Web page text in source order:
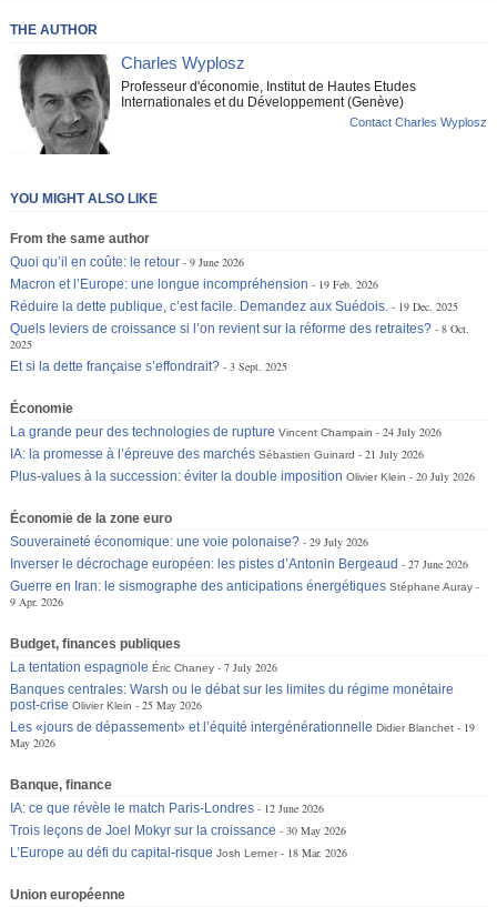
THE AUTHOR
Charles Wyplosz
Professeur d'économie, Institut de Hautes Etudes
Internationales et du Développement (Genève)
Contact Charles Wyplosz
YOU MIGHT ALSO LIKE
From the same author
Quoi qu’il en coûte: le retour
9 June 2026
Macron et l’Europe: une longue incompréhension
19 Feb. 2026
Réduire la dette publique, c’est facile. Demandez aux Suédois.
19 Dec. 2025
Quels leviers de croissance si l’on revient sur la réforme des retraites?
8 Oct.
2025
Et si la dette française s’effondrait?
3 Sept. 2025
Économie
La grande peur des technologies de rupture Vincent Champain
24 July 2026
IA: la promesse à l’épreuve des marchés Sébastien Guinard
21 July 2026
Plus-values à la succession: éviter la double imposition Olivier Klein 20 July 2026
Économie de la zone euro
Souveraineté économique: une voie polonaise?
29 July 2026
Inverser le décrochage européen: les pistes d’Antonin Bergeaud
27 June 2026
Guerre en Iran: le sismographe des anticipations énergétiques Stéphane Auray
9 Apr. 2026
Budget, finances publiques
La tentation espagnole Éric Chaney
7 July 2026
Banques centrales: Warsh ou le débat sur les limites du régime monétaire
post-crise Olivier Klein
25 May 2026
Les «jours de dépassement» et l’équité intergénérationnelle Didier Blanchet
19
May 2026
Banque, finance
IA: ce que révèle le match Paris-Londres
12 June 2026
Trois leçons de Joel Mokyr sur la croissance
30 May 2026
L’Europe au défi du capital-risque Josh Lerner 18 Mar. 2026
Union européenne